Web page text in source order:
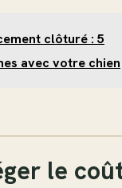
clôturé : 5
avec votre chien
le